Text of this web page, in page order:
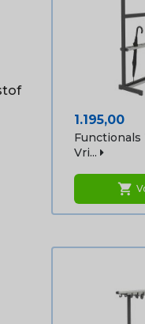
Prijs
1.195,00
Functionals
Vri...
shopping_cart